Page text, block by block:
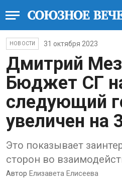
НОВОСТИ 31 октября 2023
Дмитрий
Бюджет СГ
следующий
увеличен на
Это показывает
сторон во
Автор Елизавета Елисеева